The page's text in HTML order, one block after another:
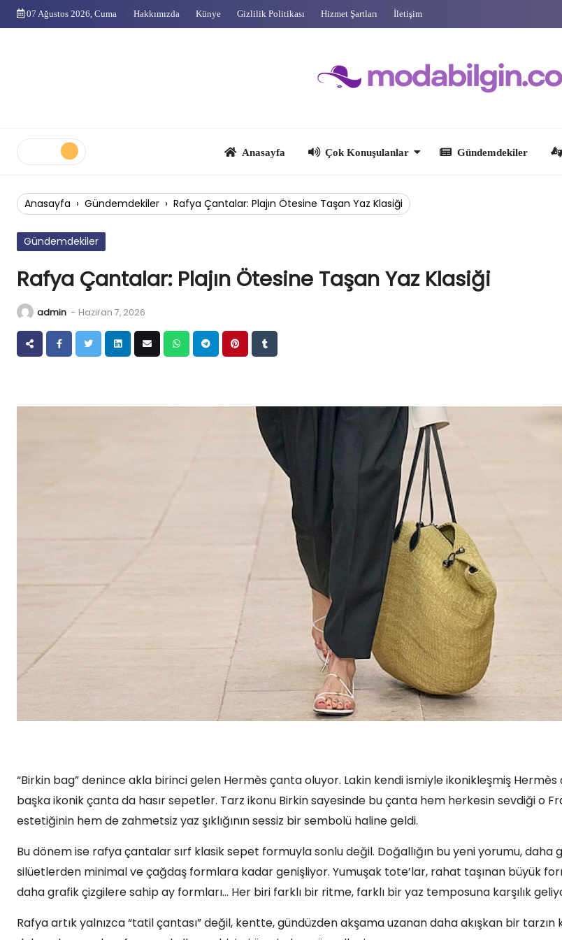
Skip
07 Ağustos 2026, Cuma Hakkımızda Künye Gizlilik Politikası Hizmet Şartları İletişim
Anasayfa › Gündemdekiler › Rafya Çantalar: Plajın Ötesine Taşan Yaz Klasiği
Gündemdekiler
Rafya Çantalar: Plajın Ötesine Taşan Yaz Klasiği
admin - Haziran 7, 2026
“Birkin bag” denince akla birinci gelen Hermès çanta oluyor. Lakin kendi ismiyle ikonikleşmiş
başka ikonik çanta da hasır sepetler. Tarz ikonu Birkin sayesinde bu çanta hem herkesin sevdiği o
estetiğinin hem de zahmetsiz yaz şıklığının sessiz bir sembolü haline geldi.
Bu dönem ise rafya çantalar sırf klasik sepet formuyla sonlu değil. Doğallığın bu yeni yorumu, daha
silüetlerden minimal ve çağdaş formlara kadar genişliyor. Yumuşak tote’lar, rahat taşınan büyük
daha grafik çizgilere sahip ay formları… Her biri farklı bir ritme, farklı bir yaz temposuna karşılık
Rafya artık yalnızca “tatil çantası” değil, kentte, gündüzden akşama uzanan daha akışkan bir tarzın